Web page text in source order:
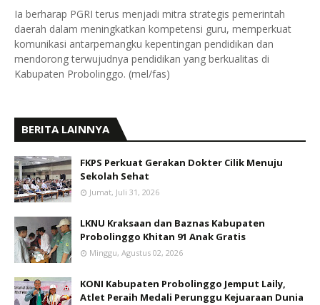
Ia berharap PGRI terus menjadi mitra strategis pemerintah
daerah dalam meningkatkan kompetensi guru, memperkuat
komunikasi antarpemangku kepentingan pendidikan dan
mendorong terwujudnya pendidikan yang berkualitas di
Kabupaten Probolinggo. (mel/fas)
BERITA LAINNYA
FKPS Perkuat Gerakan Dokter Cilik Menuju
Sekolah Sehat
Jumat, Juli 31, 2026
LKNU Kraksaan dan Baznas Kabupaten
Probolinggo Khitan 91 Anak Gratis
Minggu, Agustus 02, 2026
KONI Kabupaten Probolinggo Jemput Laily,
Atlet Peraih Medali Perunggu Kejuaraan Dunia